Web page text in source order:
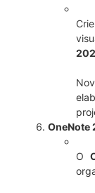
OneNote
O